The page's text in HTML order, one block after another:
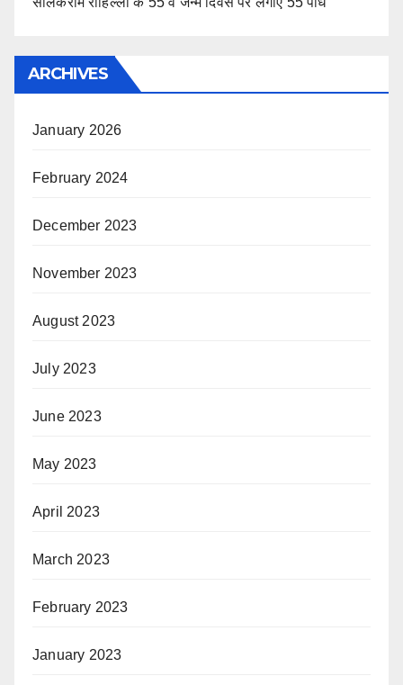
ARCHIVES
January 2026
February 2024
December 2023
November 2023
August 2023
July 2023
June 2023
May 2023
April 2023
March 2023
February 2023
January 2023